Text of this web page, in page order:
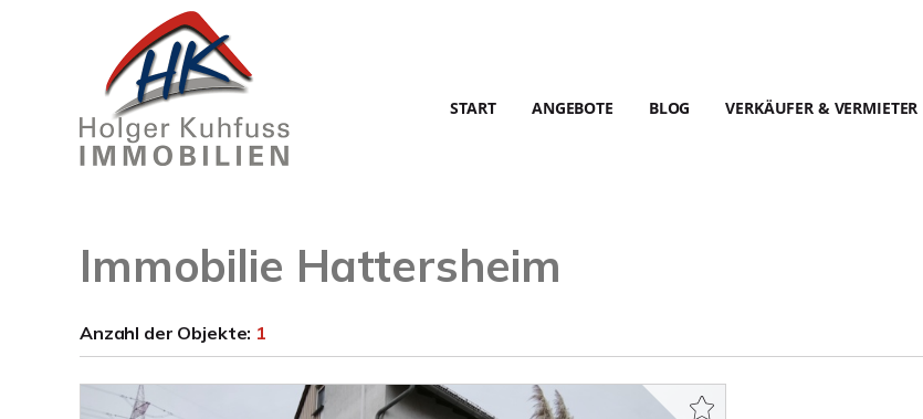
START ANGEBOTE BLOG VERKÄUFER & VERMIETER
Immobilie Hattersheim
Anzahl der Objekte: 1